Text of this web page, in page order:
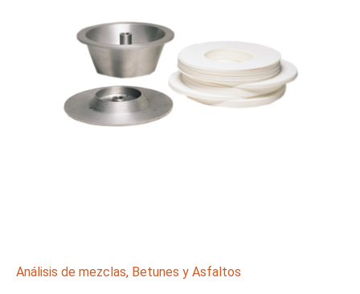
Análisis de mezclas, Betunes y Asfaltos